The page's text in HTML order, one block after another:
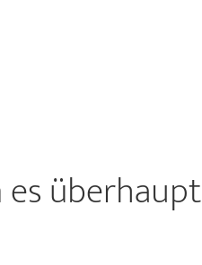
es überhaupt